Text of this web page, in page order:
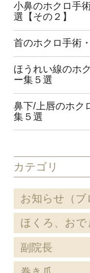
小鼻のホクロ手
選【その２】
首のホクロ手術
ほうれい線のホ
ー集５選
鼻下/上唇のホク
集５選
カテゴリ
お知らせ（ブ
ほくろ、お
副院長